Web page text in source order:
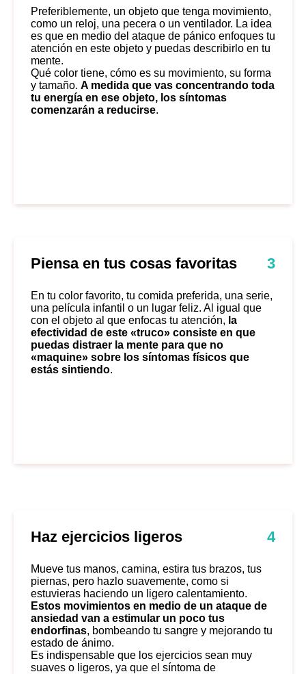
Preferiblemente, un objeto que tenga movimiento,
como un reloj, una pecera o un ventilador. La idea
es que en medio del ataque de pánico enfoques tu
atención en este objeto y puedas describirlo en tu
mente.
Qué color tiene, cómo es su movimiento, su forma
y tamaño. A medida que vas concentrando toda
tu energía en ese objeto, los síntomas
comenzarán a reducirse.
Piensa en tus cosas favoritas 3
En tu color favorito, tu comida preferida, una serie,
una película infantil o un lugar feliz. Al igual que
con el objeto al que enfocas tu atención, la
efectividad de este «truco» consiste en que
puedas distraer la mente para que no
«maquine» sobre los síntomas físicos que
estás sintiendo.
Haz ejercicios ligeros 4
Mueve tus manos, camina, estira tus brazos, tus
piernas, pero hazlo suavemente, como si
estuvieras haciendo un ligero calentamiento.
Estos movimientos en medio de un ataque de
ansiedad van a estimular un poco tus
endorfinas, bombeando tu sangre y mejorando tu
estado de ánimo.
Es indispensable que los ejercicios sean muy
suaves o ligeros, ya que el síntoma de